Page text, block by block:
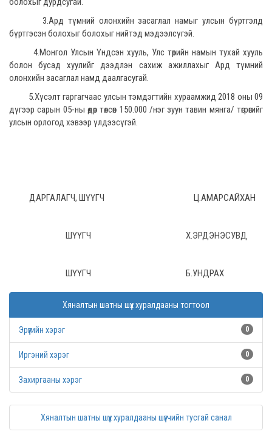
3.Ард түмний олонхийн засаглал намыг улсын бүртгэлд
бүртгэсэн болохыг болохыг нийтэд мэдээлсүгэй.
4.Монгол Улсын Үндсэн хууль, Улс төрийн намын тухай хууль
болон бусад хуулийг дээдлэн сахиж ажиллахыг Ард түмний
олонхийн засаглал намд даалгасугай.
5.Хүсэлт гаргагчаас улсын тэмдэгтийн хураамжид 2018 оны 09
дүгээр сарын 05-ны өдөр төлсөн 150.000 /нэг зуун тавин мянга/ төгрөгийг
улсын орлогод хэвээр үлдээсүгэй.
ДАРГАЛАГЧ, ШҮҮГЧ Ц.АМАРСАЙХАН
ШҮҮГЧ Х.ЭРДЭНЭСУВД
ШҮҮГЧ Б.УНДРАХ
Хяналтын шатны шүүх хуралдааны тогтоол
Эрүүгийн хэрэг 0
Иргэний хэрэг 0
Захиргааны хэрэг 0
Хяналтын шатны шүүх хуралдааны шүүгчийн тусгай санал